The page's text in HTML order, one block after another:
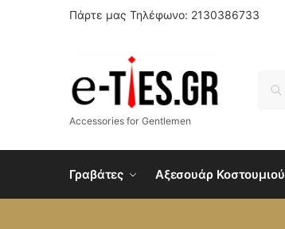
Πάρτε μας Τηλέφωνο: 2130386733
Accessories for Gentlemen
Γραβάτες Αξεσουάρ Κοστουμιού